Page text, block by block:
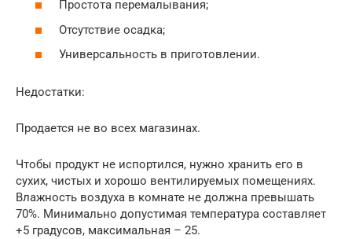
Простота перемалывания;
Отсутствие осадка;
Универсальность в приготовлении.
Недостатки:
Продается не во всех магазинах.
Чтобы продукт не испортился, нужно хранить его в
сухих, чистых и хорошо вентилируемых помещениях.
Влажность воздуха в комнате не должна превышать
70%. Минимально допустимая температура составляет
+5 градусов, максимальная – 25.